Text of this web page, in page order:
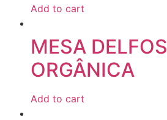
Add to cart
MESA DELFOS
ORGÂNICA
Add to cart